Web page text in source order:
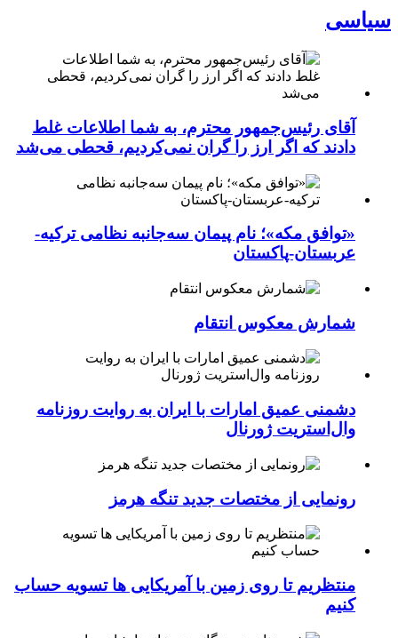
سیاسی
آقای رئیس‌جمهور محترم، به شما اطلاعات غلط
دادند که اگر ارز را گران نمی‌کردیم، قحطی می‌شد
«توافق مکه»؛ نام پیمان سه‌جانبه نظامی ترکیه-
عربستان-پاکستان
شمارش معکوس انتقام
دشمنی عمیق امارات با ایران به روایت روزنامه
وال‌استریت ژورنال
رونمایی از مختصات جدید تنگه هرمز
منتظریم تا روی زمین با آمریکایی ها تسویه حساب
کنیم